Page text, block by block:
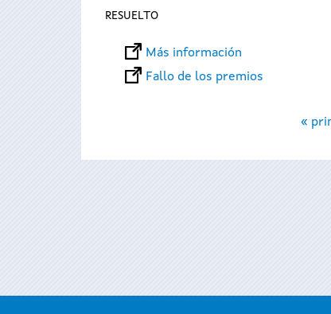
RESUELTO
Más información
Fallo de los premios
«